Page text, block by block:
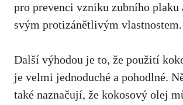
pro prevenci vzniku zubního plaku
svým protizánětlivým vlastnostem.
Další výhodou je to, že použití
je velmi jednoduché a pohodlné.
také naznačují, že kokosový olej